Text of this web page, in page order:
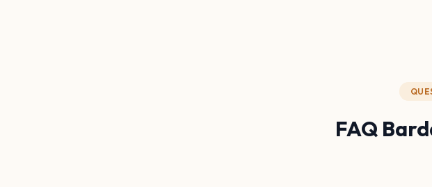
FAQ